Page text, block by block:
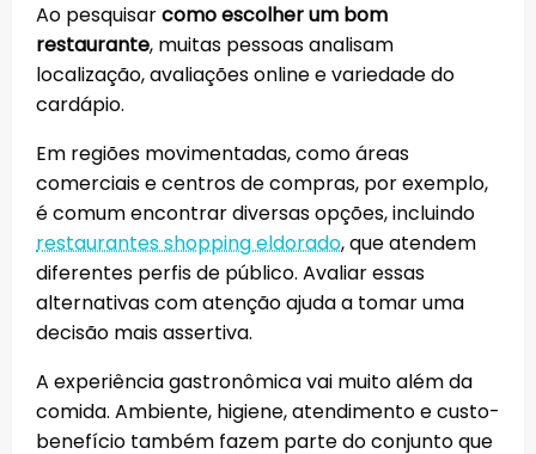
Ao pesquisarcomo escolher um bom
restaurante, muitas pessoas analisam
localização, avaliações online e variedade do
cardápio.
Em regiões movimentadas, como áreas
comerciais e centros de compras, por exemplo,
é comum encontrar diversas opções, incluindo
restaurantes shopping eldorado, que atendem
diferentes perfis de público. Avaliar essas
alternativas com atenção ajuda a tomar uma
decisão mais assertiva.
A experiência gastronômica vai muito além da
comida. Ambiente, higiene, atendimento e custo-
benefício também fazem parte do conjunto que